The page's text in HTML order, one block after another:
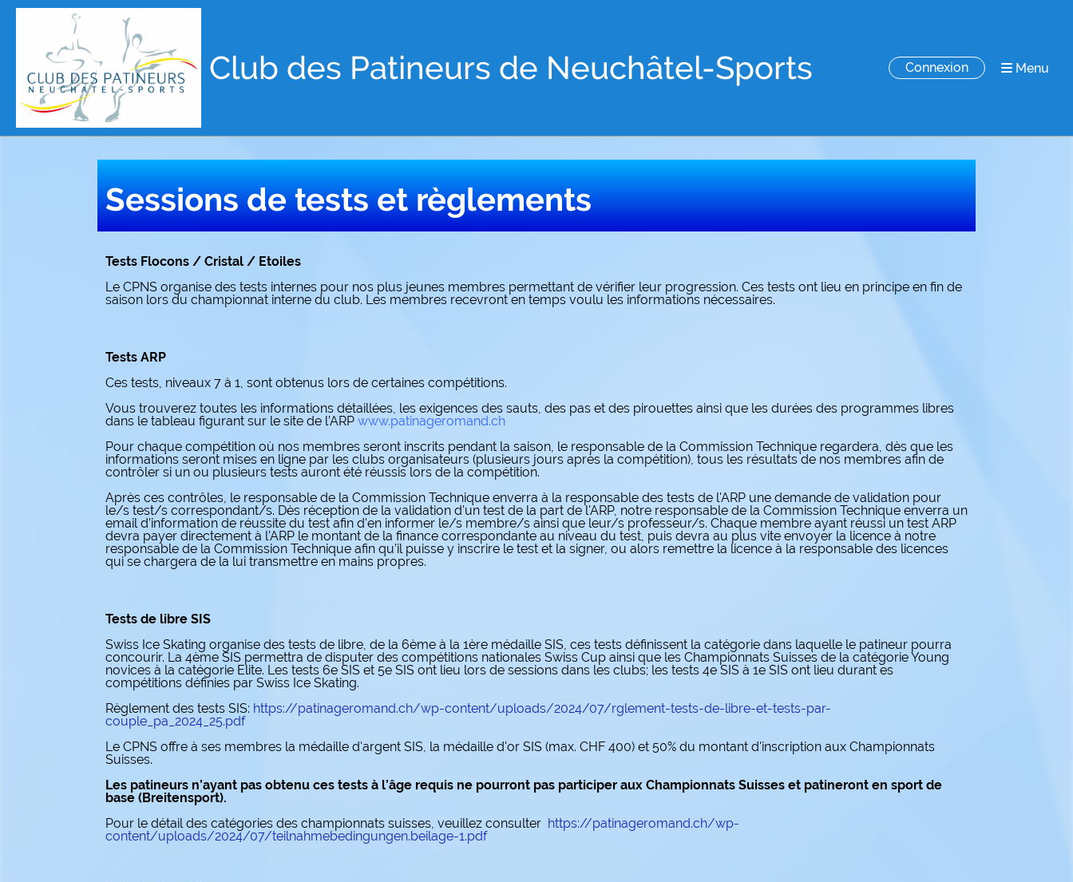
Club des Patineurs de Neuchâtel-Sports Connexion Menu
Sessions de tests et règlements
Tests Flocons / Cristal / Etoiles
Le CPNS organise des tests internes pour nos plus jeunes membres permettant de vérifier leur progression. Ces tests ont lieu en principe en fin de
saison lors du championnat interne du club. Les membres recevront en temps voulu les informations nécessaires.
Tests ARP
Ces tests, niveaux 7 à 1, sont obtenus lors de certaines compétitions.
Vous trouverez toutes les informations détaillées, les exigences des sauts, des pas et des pirouettes ainsi que les durées des programmes libres
dans le tableau figurant sur le site de l’ARP www.patinageromand.ch
Pour chaque compétition où nos membres seront inscrits pendant la saison, le responsable de la Commission Technique regardera, dès que les
informations seront mises en ligne par les clubs organisateurs (plusieurs jours après la compétition), tous les résultats de nos membres afin de
contrôler si un ou plusieurs tests auront été réussis lors de la compétition.
Après ces contrôles, le responsable de la Commission Technique enverra à la responsable des tests de l'ARP une demande de validation pour
le/s test/s correspondant/s. Dès réception de la validation d'un test de la part de l'ARP, notre responsable de la Commission Technique enverra un
email d’information de réussite du test afin d'en informer le/s membre/s ainsi que leur/s professeur/s. Chaque membre ayant réussi un test ARP
devra payer directement à l’ARP le montant de la finance correspondante au niveau du test, puis devra au plus vite envoyer la licence à notre
responsable de la Commission Technique afin qu’il puisse y inscrire le test et la signer, ou alors remettre la licence à la responsable des licences
qui se chargera de la lui transmettre en mains propres.
Tests de libre SIS
Swiss Ice Skating organise des tests de libre, de la 6ème à la 1ère médaille SIS, ces tests définissent la catégorie dans laquelle le patineur pourra
concourir. La 4ème SIS permettra de disputer des compétitions nationales Swiss Cup ainsi que les Championnats Suisses de la catégorie Young
novices à la catégorie Elite. Les tests 6e SIS et 5e SIS ont lieu lors de sessions dans les clubs; les tests 4e SIS à 1e SIS ont lieu durant es
compétitions définies par Swiss Ice Skating.
Règlement des tests SIS: https://patinageromand.ch/wp-content/uploads/2024/07/rglement-tests-de-libre-et-tests-par-
couple_pa_2024_25.pdf
Le CPNS offre à ses membres la médaille d'argent SIS, la médaille d'or SIS (max. CHF 400) et 50% du montant d'inscription aux Championnats
Suisses.
Les patineurs n’ayant pas obtenu ces tests à l’âge requis ne pourront pas participer aux Championnats Suisses et patineront en sport de
base (Breitensport).
Pour le détail des catégories des championnats suisses, veuillez consulter https://patinageromand.ch/wp-
content/uploads/2024/07/teilnahmebedingungen.beilage-1.pdf